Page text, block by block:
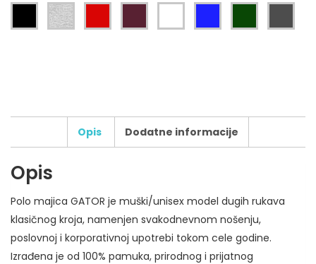
Broj boja štampe:
Tip štampe:
Broj pozicija štampe:
Dodatni zahtevi za štampu:
Opis Dodatne informacije
Opis
Polo majica GATOR je muški/unisex model dugih rukava
klasičnog kroja, namenjen svakodnevnom nošenju,
poslovnoj i korporativnoj upotrebi tokom cele godine.
Izrađena je od 100% pamuka, prirodnog i prijatnog